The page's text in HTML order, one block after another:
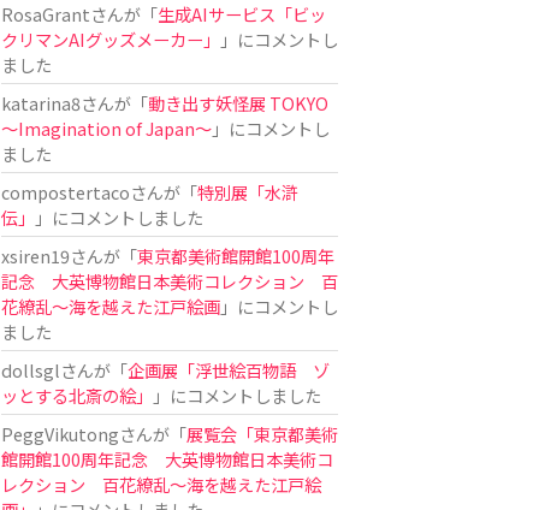
RosaGrantさんが「生成AIサービス「ビッ
クリマンAIグッズメーカー」
」にコメントし
ました
katarina8さんが「動き出す妖怪展 TOKYO
〜Imagination of Japan〜」にコメントし
ました
compostertacoさんが「特別展「水滸
伝」
」にコメントしました
xsiren19さんが「東京都美術館開館100周年
記念 大英博物館日本美術コレクション 百
花繚乱～海を越えた江戸絵画」にコメントし
ました
dollsglさんが「企画展「浮世絵百物語 ゾ
ッとする北斎の絵」
」にコメントしました
PeggVikutongさんが「展覧会「東京都美術
館開館100周年記念 大英博物館日本美術コ
レクション 百花繚乱〜海を越えた江戸絵